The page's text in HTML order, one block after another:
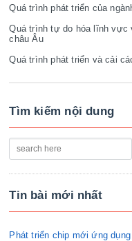
Quá trình phát triển của
Quá trình tự do hóa lĩnh vực
châu Âu
Quá trình phát triển và cải
Tìm kiếm nội dung
Tin bài mới nhất
Phát triển chip mới ứng